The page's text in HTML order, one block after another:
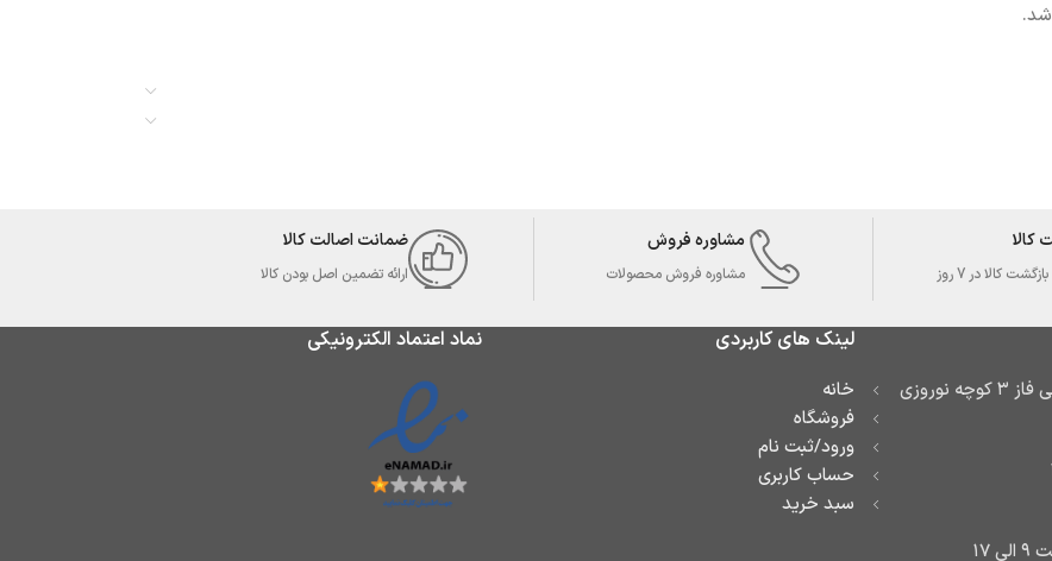
کالا
کالا در 7 روز
مشاوره فروش
مشاوره فروش محصولات
ضمانت اصالت کالا
ارائه تضمین اصل بودن کالا
آدرس: تهران تهرانسر غربی فاز ۳ کوچه نوروزی
لینک های کاربردی
خانه
فروشگاه
ورود/ثبت نام
حساب کاربری
سبد خرید
نماد اعتماد الکترونیکی